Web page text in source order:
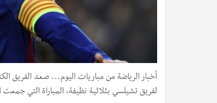
أخبار الرياضة من مباريات اليوم... صعد الفريق
لفريق تشيلسي بثلاثية نظيفة، المباراة التي